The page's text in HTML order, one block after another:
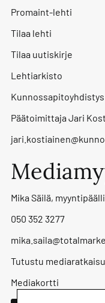
Promaint-lehti
Tilaa lehti
Tilaa uutiskirje
Lehtiarkisto
Päätoimittaja Jari
Mika Säilä,
050 352 3277
Tutustu
Mediakortti